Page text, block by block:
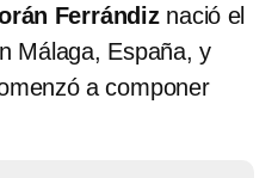
Ferrándiznació el
Málaga, España, y
a componer